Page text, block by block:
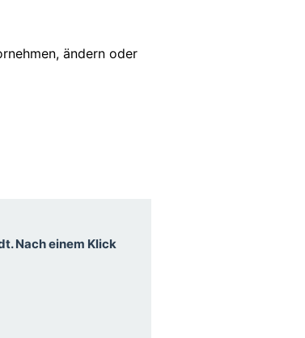
ändern oder
Nach einem Klick